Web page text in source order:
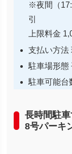
※夜間（
引
上限料金
支払い方法
駐車場形態
駐車可能台
長時間駐
8号パーキ